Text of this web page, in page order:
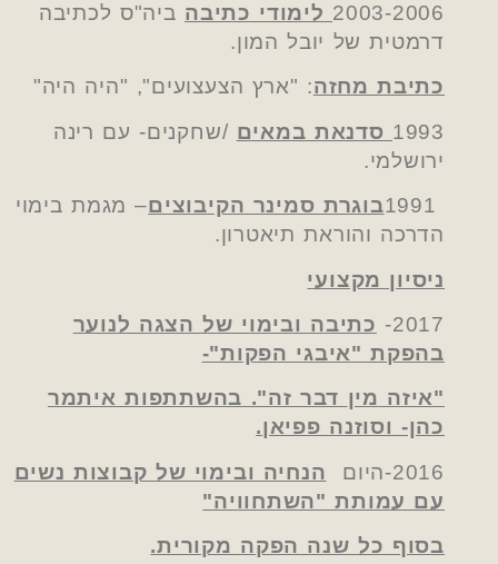
2003-2006לימודי כתיבהביה"ס לכתיבה
דרמטית של יובל המון.
כתיבת מחזה:"ארץ הצעצועים","היה היה"
1993סדנאת במאים/שחקנים- עם רינה
ירושלמי.
בוגרת סמינר הקיבוצים– מגמת בימוי
הדרכה והוראת תיאטרון.
ניסיון מקצועי
2017-
כתיבה ובימוי של הצגה לנוער
בהפקת "איבגי הפקות"-
"איזהמיןדבר זה". בהשתתפות איתמר
כהן- וסוזנה פפיאן.
2016-היום
הנחיה ובימוי של קבוצות נשים
עם עמותת "השתחוויה"
בסוף כל שנה הפקה מקורית.